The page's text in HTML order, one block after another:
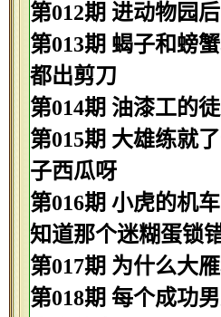
第012期 进动物园
第013期 蝎子和螃
都出剪刀
第014期 油漆工的
第015期 大雄练就
子西瓜呀
第016期 小虎的机
知道那个迷糊蛋锁
第017期 为什么大
第018期 每个成功